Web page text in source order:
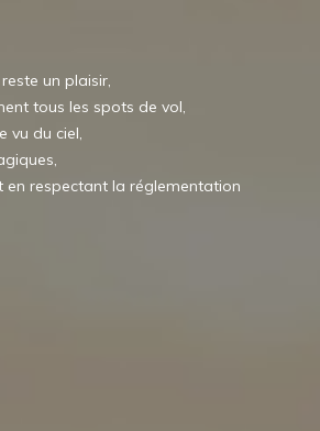
un plaisir,
tous les spots de vol,
vu du ciel,
en respectant la réglementation